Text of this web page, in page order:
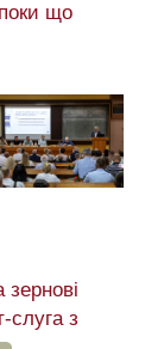
що
зернові
слуга з